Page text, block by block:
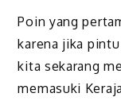
Poin yang
karena jika
kita sekarang
memasuki